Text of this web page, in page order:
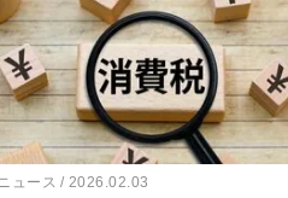
ュース 2026.02.03